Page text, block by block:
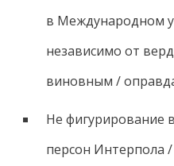
в Международном
независимо от
виновным /
Не фигурирование
персон Интерпола